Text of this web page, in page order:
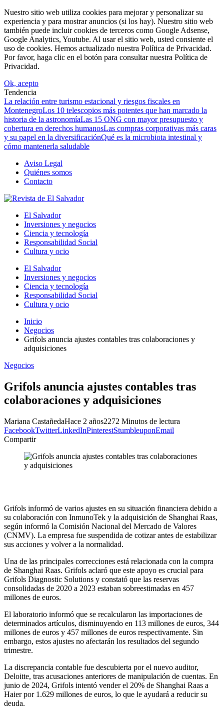
Nuestro sitio web utiliza cookies para mejorar y personalizar su
experiencia y para mostrar anuncios (si los hay). Nuestro sitio web
también puede incluir cookies de terceros como Google Adsense,
Google Analytics, Youtube. Al usar el sitio web, usted consiente el
uso de cookies. Hemos actualizado nuestra Política de Privacidad.
Por favor, haga clic en el botón para consultar nuestra Política de
Privacidad.
Ok, acepto
Tendencia
La relación entre turismo estacional y riesgos fiscales en
MontenegroLos 10 telescopios más potentes que han marcado la
historia de la astronomíaLas 15 ONG con mayor presupuesto y
cobertura en derechos humanosLas compras corporativas más caras
y su papel en la diversificaciónQué es la microbiota intestinal y
cómo mantenerla saludable
Aviso Legal
Quiénes somos
Contacto
El Salvador
Inversiones y negocios
Ciencia y tecnología
Responsabilidad Social
Cultura y ocio
El Salvador
Inversiones y negocios
Ciencia y tecnología
Responsabilidad Social
Cultura y ocio
Inicio
Negocios
Grifols anuncia ajustes contables tras colaboraciones y
adquisiciones
Negocios
Grifols anuncia ajustes contables tras
colaboraciones y adquisiciones
Mariana CastañedaHace 2 años2272 Minutos de lectura
FacebookTwitterLinkedInPinterestStumbleuponEmail
Compartir
Grifols informó de varios ajustes en su situación financiera debido a
su colaboración con InmunoTek y la adquisición de Shanghai Raas,
según informó la Comisión Nacional del Mercado de Valores
(CNMV). La empresa fue suspendida de cotizar antes de estabilizar
sus acciones y volver a la normalidad.
Una de las principales correcciones está relacionada con la compra
de Shanghai Raas. Grifols aclaró que este apoyo es crucial para
Grifols Diagnostic Solutions y constató que las reservas
consolidadas de 2020 a 2023 estaban sobreestimadas en 457
millones de euros.
El laboratorio informó que se recalcularon las importaciones de
determinados artículos, disminuyendo en 113 millones de euros, 344
millones de euros y 457 millones de euros respectivamente. Sin
embargo, estos ajustes no afectarán los resultados del segundo
trimestre.
La discrepancia contable fue descubierta por el nuevo auditor,
Deloitte, tras acusaciones anteriores de manipulación de cuentas. En
junio de 2024, Grifols intentó vender el 20% de Shanghai Raas a
Haier por 1.629 millones de euros, lo que le ayudará a reducir su
deuda.